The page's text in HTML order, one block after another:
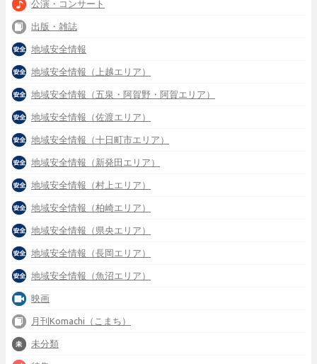
公演・コンサート
出版・雑誌
地域安全情報
地域安全情報（上越エリア）
地域安全情報（五泉・阿賀野・阿賀エリア）
地域安全情報（佐渡エリア）
地域安全情報（十日町市エリア）
地域安全情報（新発田エリア）
地域安全情報（村上エリア）
地域安全情報（柏崎エリア）
地域安全情報（県央エリア）
地域安全情報（長岡エリア）
地域安全情報（魚沼エリア）
映画
月刊Komachi（こまち）
未分類